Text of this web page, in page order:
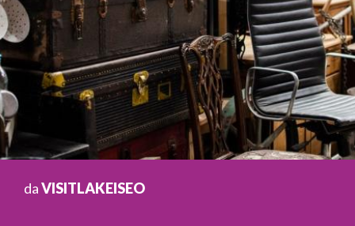
daVISITLAKEISEO